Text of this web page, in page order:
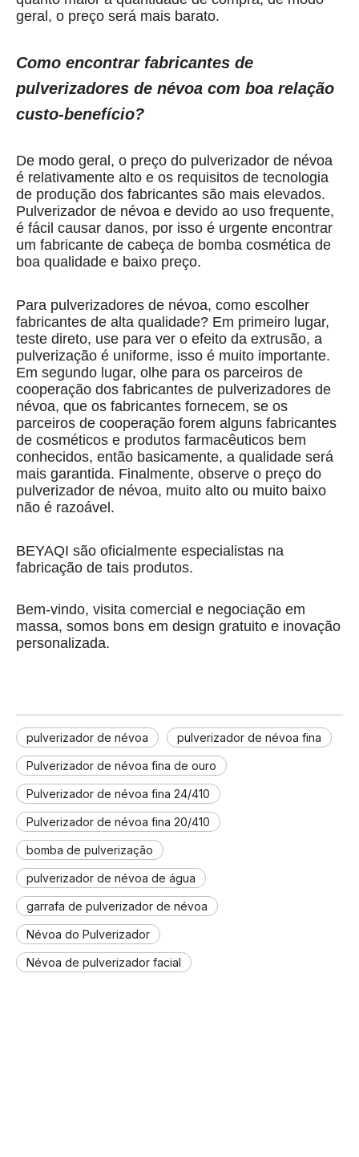
geral, o preço será mais barato.
Como encontrar fabricantes de
pulverizadores de névoa com boa relação
custo-benefício?
De modo geral, o preço do pulverizador de névoa
é relativamente alto e os requisitos de tecnologia
de produção dos fabricantes são mais elevados.
Pulverizador de névoa e devido ao uso frequente,
é fácil causar danos, por isso é urgente encontrar
um fabricante de cabeça de bomba cosmética de
boa qualidade e baixo preço.
Para pulverizadores de névoa, como escolher
fabricantes de alta qualidade? Em primeiro lugar,
teste direto, use para ver o efeito da extrusão, a
pulverização é uniforme, isso é muito importante.
Em segundo lugar, olhe para os parceiros de
cooperação dos fabricantes de pulverizadores de
névoa, que os fabricantes fornecem, se os
parceiros de cooperação forem alguns fabricantes
de cosméticos e produtos farmacêuticos bem
conhecidos, então basicamente, a qualidade será
mais garantida. Finalmente, observe o preço do
pulverizador de névoa, muito alto ou muito baixo
não é razoável.
BEYAQI são oficialmente especialistas na
fabricação de tais produtos.
Bem-vindo, visita comercial e negociação em
massa, somos bons em design gratuito e inovação
personalizada.
pulverizador de névoa pulverizador de névoa fina
Pulverizador de névoa fina de ouro
Pulverizador de névoa fina 24/410
Pulverizador de névoa fina 20/410
bomba de pulverização
pulverizador de névoa de água
garrafa de pulverizador de névoa
Névoa do Pulverizador
Névoa de pulverizador facial